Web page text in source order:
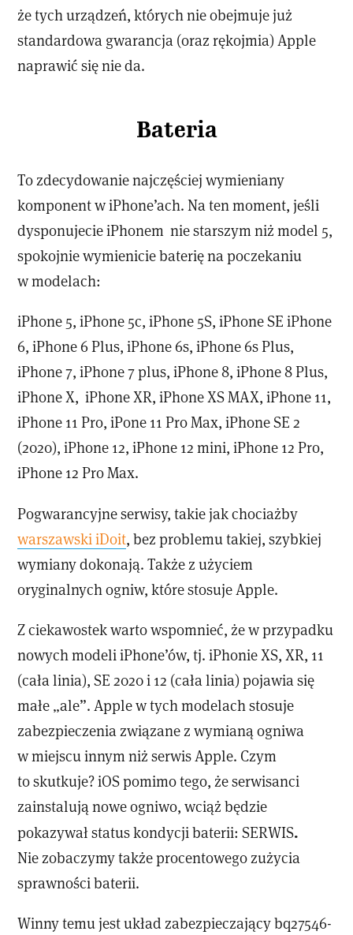
że tych urządzeń, których nie obejmuje już
standardowa gwarancja (oraz rękojmia) Apple
naprawić się nie da.
Bateria
To zdecydowanie najczęściej wymieniany
komponent w iPhone’ach. Na ten moment, jeśli
dysponujecie iPhonem nie starszym niż model 5,
spokojnie wymienicie baterię na poczekaniu
w modelach:
iPhone 5, iPhone 5c, iPhone 5S, iPhone SE iPhone
6, iPhone 6 Plus, iPhone 6s, iPhone 6s Plus,
iPhone 7, iPhone 7 plus, iPhone 8, iPhone 8 Plus,
iPhone X, iPhone XR, iPhone XS MAX, iPhone 11,
iPhone 11 Pro, iPone 11 Pro Max, iPhone SE 2
(2020), iPhone 12, iPhone 12 mini, iPhone 12 Pro,
iPhone 12 Pro Max.
Pogwarancyjne serwisy, takie jak chociażby
warszawski iDoit, bez problemu takiej, szybkiej
wymiany dokonają. Także z użyciem
oryginalnych ogniw, które stosuje Apple.
Z ciekawostek warto wspomnieć, że w przypadku
nowych modeli iPhone’ów, tj. iPhonie XS, XR, 11
(cała linia), SE 2020 i 12 (cała linia) pojawia się
małe „ale”. Apple w tych modelach stosuje
zabezpieczenia związane z wymianą ogniwa
w miejscu innym niż serwis Apple. Czym
to skutkuje? iOS pomimo tego, że serwisanci
zainstalują nowe ogniwo, wciąż będzie
pokazywał status kondycji baterii: SERWIS.
Nie zobaczymy także procentowego zużycia
sprawności baterii.
Winny temu jest układ zabezpieczający bq27546-